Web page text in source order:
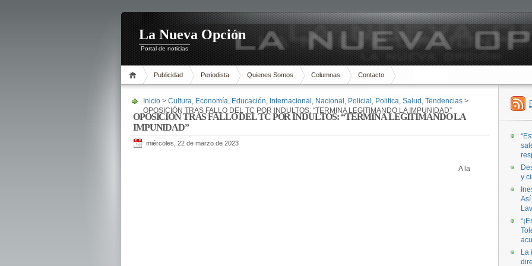
La Nueva Opción
Portal de noticias
Publicidad Periodista Quienes Somos Columnas Contacto
Inicio > Cultura, Economía, Educación, Internacional , Nacional , Policial , Politica, Salud , Tendencias >
OPOSICIÓN TRAS FALLO DEL TC POR INDULTOS: “TERMINA LEGITIMANDO LA IMPUNIDAD”
OPOSICIÓN TRAS FALLO DEL TC POR INDULTOS: “TERMINA LEGITIMANDO LA
IMPUNIDAD”
miércoles, 22 de marzo de 2023
A la
y
La